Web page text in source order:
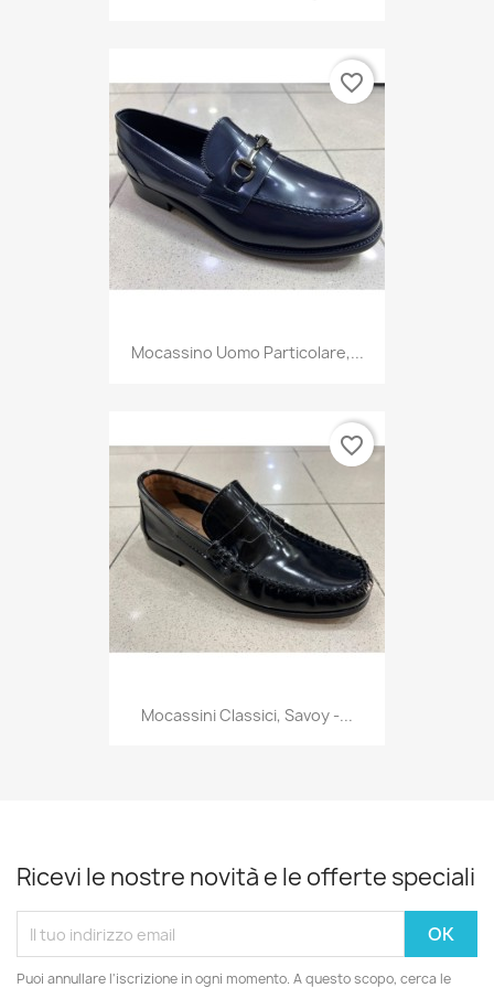
Mocassino Uomo Particolare,...
favorite_border
Mocassini Classici, Savoy -...
favorite_border
Ricevi le nostre novità e le offerte speciali
Puoi annullare l'iscrizione in ogni momento. A questo scopo, cerca le